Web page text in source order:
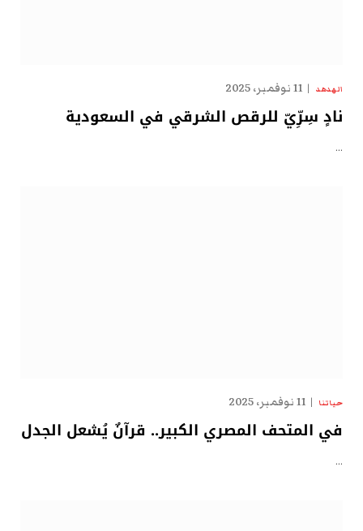
الهدهد 11 نوفمبر، 2025
نادٍ سِرِّيّ للرقص الشرقي في السعودية
…
حياتنا 11 نوفمبر، 2025
في المتحف المصري الكبير.. قرآنٌ يُشعل الجدل
…